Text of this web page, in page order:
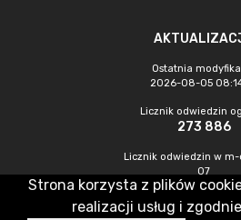
Ostatnia
2026-08-05
Licznik odwiedzin
273 886
Licznik odwiedzin w
07
675
Strona korzysta z plików
realizacji usług i